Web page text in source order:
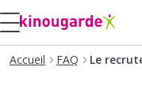
Accueil FAQ Le